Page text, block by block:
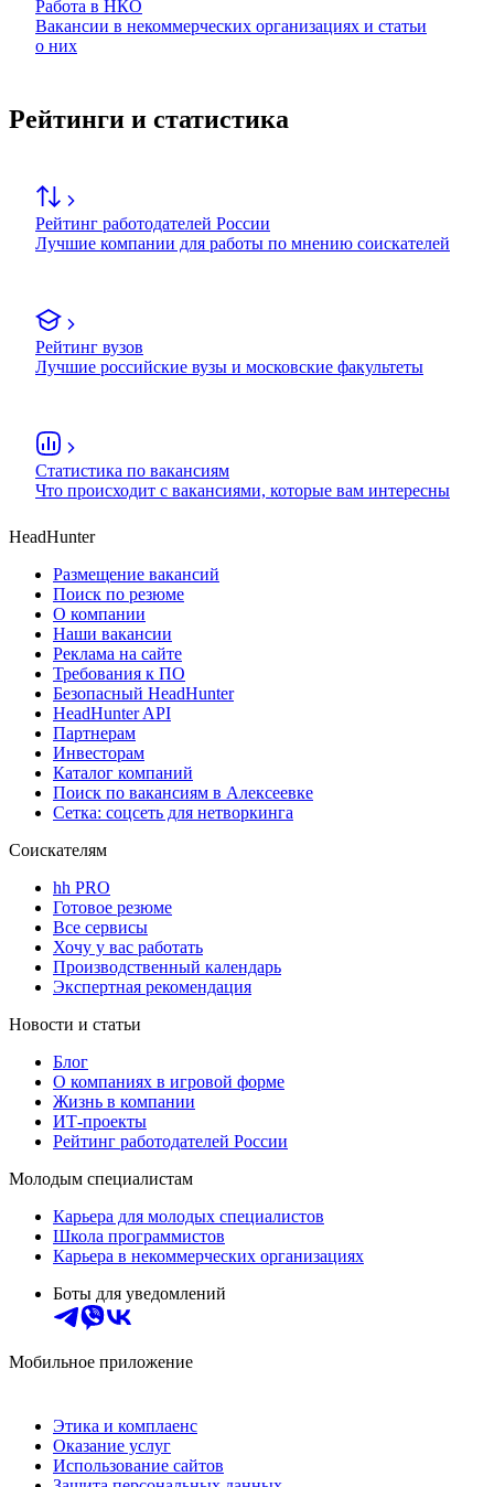
Работа в НКО
Вакансии в некоммерческих организациях и статьи
о них
Рейтинги и статистика
Рейтинг работодателей России
Лучшие компании для работы по мнению соискателей
Рейтинг вузов
Лучшие российские вузы и московские факультеты
Статистика по вакансиям
Что происходит с вакансиями, которые вам интересны
HeadHunter
Размещение вакансий
Поиск по резюме
О компании
Наши вакансии
Реклама на сайте
Требования к ПО
Безопасный HeadHunter
HeadHunter API
Партнерам
Инвесторам
Каталог компаний
Поиск по вакансиям в Алексеевке
Сетка: соцсеть для нетворкинга
Соискателям
hh PRO
Готовое резюме
Все сервисы
Хочу у вас работать
Производственный календарь
Экспертная рекомендация
Новости и статьи
Блог
О компаниях в игровой форме
Жизнь в компании
ИТ-проекты
Рейтинг работодателей России
Молодым специалистам
Карьера для молодых специалистов
Школа программистов
Карьера в некоммерческих организациях
Боты для уведомлений
Мобильное приложение
Этика и комплаенс
Оказание услуг
Использование сайтов